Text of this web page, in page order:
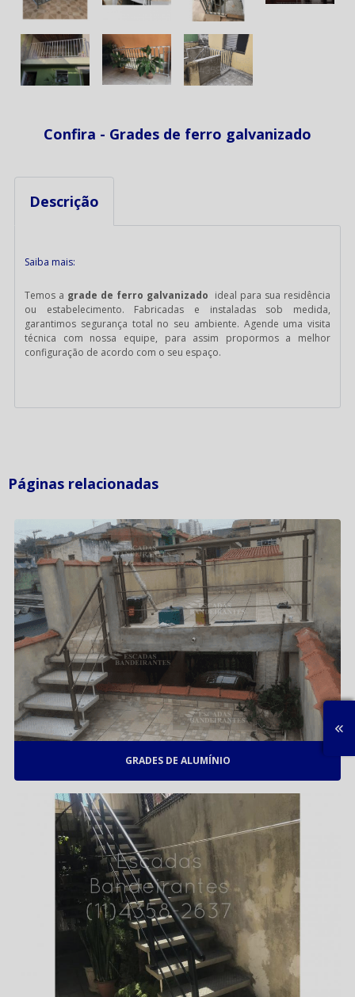
Confira - Grades de ferro galvanizado
Descrição
Saiba mais:
Temos a grade de ferro galvanizado ideal para sua residência
ou estabelecimento. Fabricadas e instaladas sob medida,
garantimos segurança total no seu ambiente. Agende uma visita
técnica com nossa equipe, para assim propormos a melhor
configuração de acordo com o seu espaço.
Páginas relacionadas
GRADES DE ALUMÍNIO